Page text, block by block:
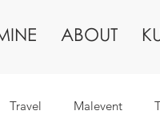
ABOUT
Travel Malevent